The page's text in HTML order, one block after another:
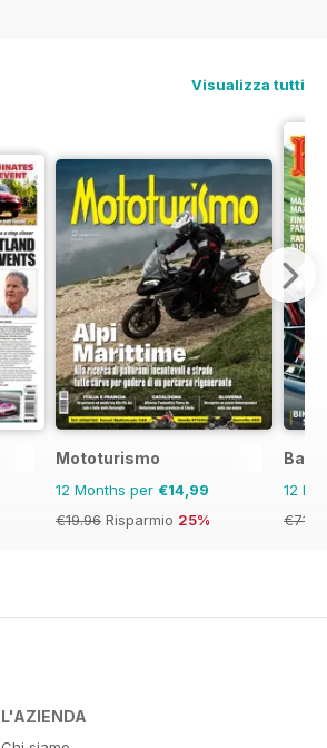
Visualizza tutti
Mototurismo
12 Months per €14,99
€19.96 Risparmio 25%
12
L'AZIENDA